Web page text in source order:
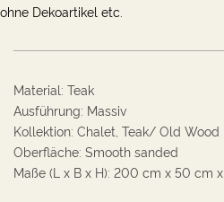
ohne Dekoartikel etc.
Material: Teak
Ausführung: Massiv
Kollektion: Chalet, Teak/ Old Wood
Oberfläche: Smooth sanded
Maße (L x B x H): 200 cm x 50 cm x